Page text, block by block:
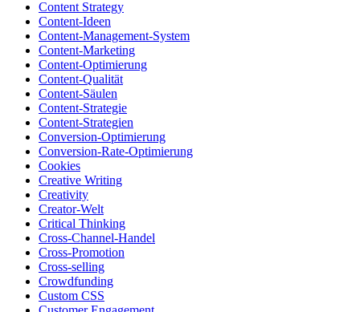
Content Strategy
Content-Ideen
Content-Management-System
Content-Marketing
Content-Optimierung
Content-Qualität
Content-Säulen
Content-Strategie
Content-Strategien
Conversion-Optimierung
Conversion-Rate-Optimierung
Cookies
Creative Writing
Creativity
Creator-Welt
Critical Thinking
Cross-Channel-Handel
Cross-Promotion
Cross-selling
Crowdfunding
Custom CSS